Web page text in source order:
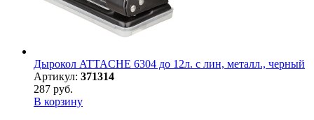
Дырокол ATTACHE 6304 до 12л. с лин, металл., черный
Артикул: 371314
287 руб.
В корзину